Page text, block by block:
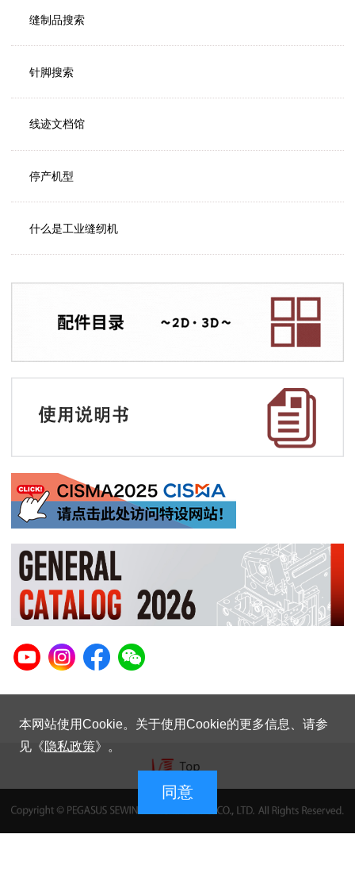
缝制品搜索
针脚搜索
线迹文档馆
停产机型
什么是工业缝纫机
本网站使用Cookie。关于使用Cookie的更多信息、请参
见《隐私政策》。
同意